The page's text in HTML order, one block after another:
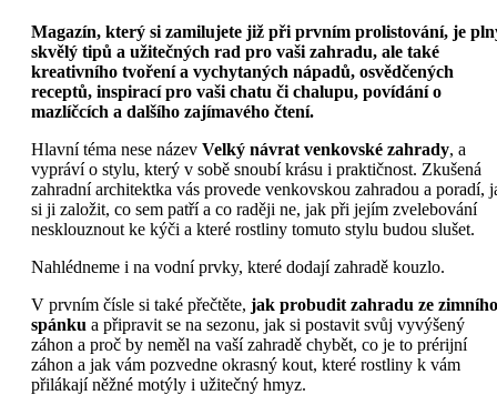
Magazín, který si zamilujete již při prvním prolistování, je
skvělý tipů a užitečných rad pro vaši zahradu, ale také
kreativního tvoření a vychytaných nápadů, osvědčených
receptů, inspirací pro vaši chatu či chalupu, povídání o
mazlíčcích a dalšího zajímavého čtení.
Hlavní téma nese název Velký návrat venkovské zahrady, a
vypráví o stylu, který v sobě snoubí krásu i praktičnost. Zkušená
zahradní architektka vás provede venkovskou zahradou a poradí,
si ji založit, co sem patří a co raději ne, jak při jejím zvelebování
nesklouznout ke kýči a které rostliny tomuto stylu budou slušet.
Nahlédneme i na vodní prvky, které dodají zahradě kouzlo.
V prvním čísle si také přečtěte, jak probudit zahradu ze zimního
spánku a připravit se na sezonu, jak si postavit svůj vyvýšený
záhon a proč by neměl na vaší zahradě chybět, co je to prérijní
záhon a jak vám pozvedne okrasný kout, které rostliny k vám
přilákají něžné motýly i užitečný hmyz.